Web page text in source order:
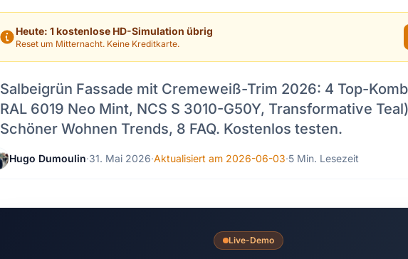
Heute: 1 kostenlose HD-Simulation übrig
Reset um Mitternacht. Keine Kreditkarte.
Salbeigrün Fassade mit Cremeweiß-Trim 2026: 4 Top-
RAL 6019 Neo Mint, NCS S 3010-G50Y, Transformative
Schöner Wohnen Trends, 8 FAQ. Kostenlos testen.
Hugo Dumoulin·31. Mai 2026·Aktualisiert am 2026-06-03·5 Min. Lesezeit
Live-Demo